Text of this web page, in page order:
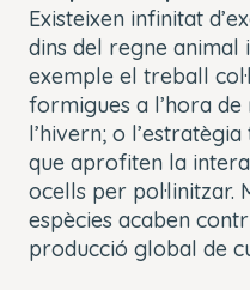
Existeixen infinitat
dins del regne
exemple el treball
formigues a l’hora
l’hivern; o
que aprofiten la
ocells per pol·linitzar.
espècies acaben
producció global de